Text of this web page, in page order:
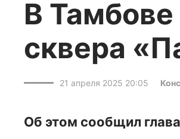
В
сквера
21 апреля 2025 20:05
Об этом сообщил